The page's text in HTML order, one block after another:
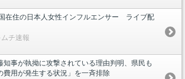
国在住の日本人女性インフルエンサー ライブ配
チ速報
知事が執拗に攻撃されている理由判明、県民も
費用が発生する状況」を一斉排除